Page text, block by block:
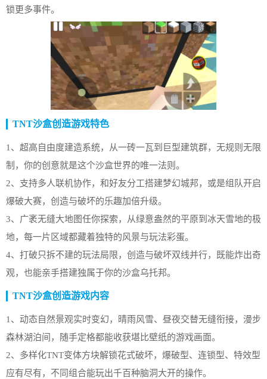
锁更多事件。
TNT沙盒创造游戏特色
1、超高自由度建造系统，从一砖一瓦到巨型建筑群，无规则无限
制，你的创意就是这个沙盒世界的唯一法则。
2、支持多人联机协作，和好友分工搭建梦幻城邦，或是组队开启
爆破大赛，创造与破坏的乐趣加倍升级。
3、广袤无缝大地图任你探索，从绿意盎然的平原到冰天雪地的极
地，每一片区域都藏着独特的风景与玩法彩蛋。
4、打破只拆不建的玩法局限，创造与破坏双线并行，既能炸出奇
观，也能亲手搭建独属于你的沙盒乌托邦。
TNT沙盒创造游戏内容
1、动态自然景观实时变幻，晴雨风雪、昼夜交替无缝衔接，漫步
森林湖泊间，随手定格都能收获堪比壁纸的游戏画面。
2、多样化TNT变体方块解锁花式破坏，爆破型、连锁型、特效型
应有尽有，不同组合能玩出千百种脑洞大开的操作。